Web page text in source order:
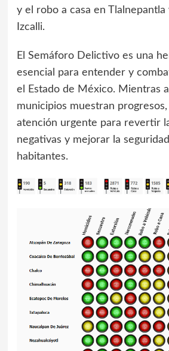
y el robo a casa en
Izcalli.
El Semáforo Delictivo es una
esencial para entender y
el Estado de México. Mientras
municipios muestran
atención urgente para revertir
negativas y mejorar la
habitantes.